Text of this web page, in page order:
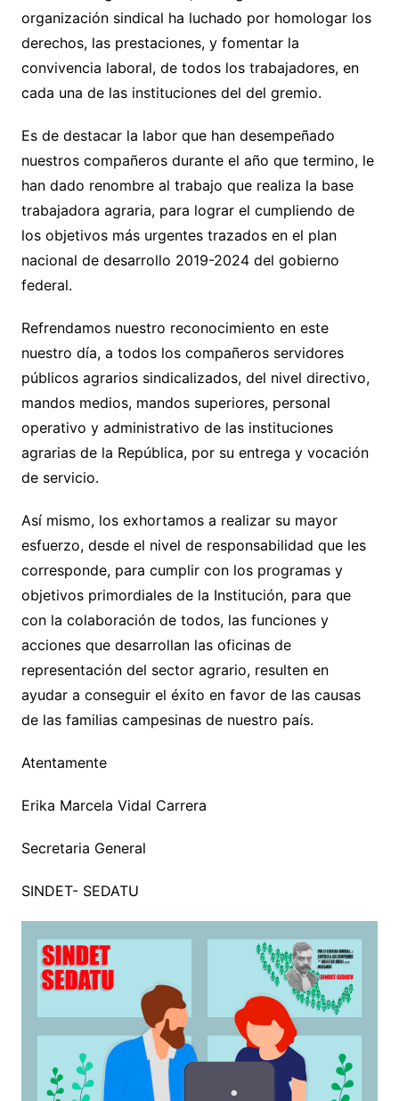
organización sindical ha luchado por homologar los
derechos, las prestaciones, y fomentar la
convivencia laboral, de todos los trabajadores, en
cada una de las instituciones del del gremio.
Es de destacar la labor que han desempeñado
nuestros compañeros durante el año que termino, le
han dado renombre al trabajo que realiza la base
trabajadora agraria, para lograr el cumpliendo de
los objetivos más urgentes trazados en el plan
nacional de desarrollo 2019-2024 del gobierno
federal.
Refrendamos nuestro reconocimiento en este
nuestro día, a todos los compañeros servidores
públicos agrarios sindicalizados, del nivel directivo,
mandos medios, mandos superiores, personal
operativo y administrativo de las instituciones
agrarias de la República, por su entrega y vocación
de servicio.
Así mismo, los exhortamos a realizar su mayor
esfuerzo, desde el nivel de responsabilidad que les
corresponde, para cumplir con los programas y
objetivos primordiales de la Institución, para que
con la colaboración de todos, las funciones y
acciones que desarrollan las oficinas de
representación del sector agrario, resulten en
ayudar a conseguir el éxito en favor de las causas
de las familias campesinas de nuestro país.
Atentamente
Erika Marcela Vidal Carrera
Secretaria General
SINDET- SEDATU